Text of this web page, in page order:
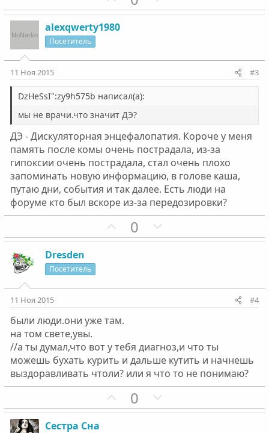
о
т
н
ы
г
о
л
о
с
е
т
г
о
л
о
с
alexqwerty1980
Посетитель
11 Ноя 2015 #3
DzHeSsI":zy9h575b написал(а):
мы не врачи.что значит ДЭ?
ДЭ - Дискуляторная энцефалопатия. Короче у меня
память после комы очень пострадала, из-за
гипоксии очень пострадала, стал очень плохо
запоминать новую информацию, в голове каша,
путаю дни, события и так далее. Есть люди на
форуме кто был вскоре из-за передозировки?
П
о
т
н
ы
й
г
о
о
0
е
т
ы
й
г
о
о
Dresden
Посетитель
11 Ноя 2015 #4
были люди.они уже там.
на том свете,увы.
//а ты думал,что вот у тебя диагноз,и что ты
можешь бухать курить и дальше кутить и начнешь
выздоравливать чтоли? или я что то не понимаю?
П
о
0
е
Сестра Сна